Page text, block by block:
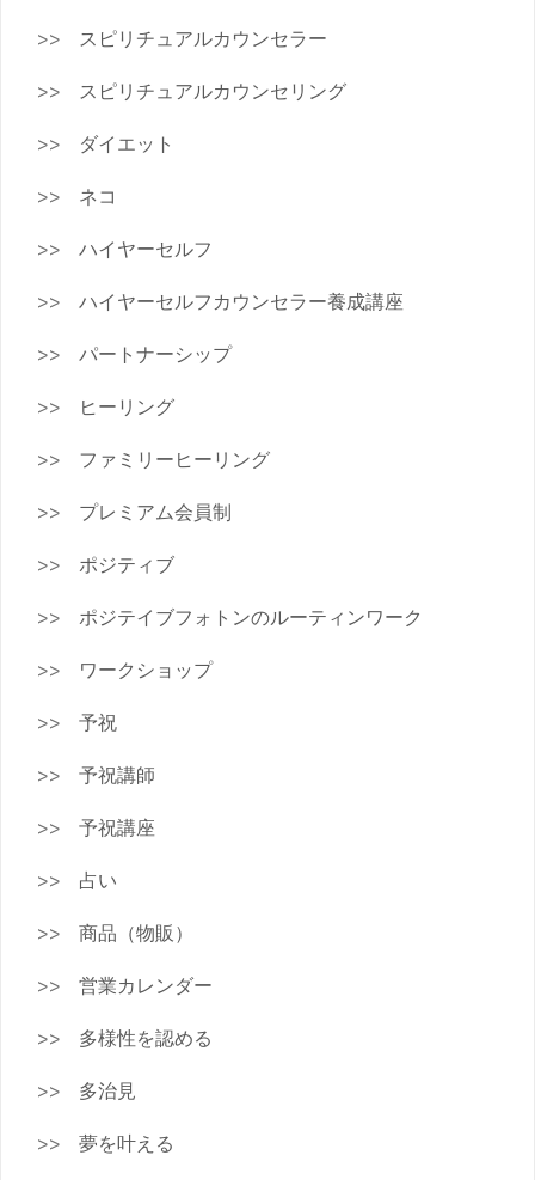
スピリチュアルカウンセラー
スピリチュアルカウンセリング
ダイエット
ネコ
ハイヤーセルフ
ハイヤーセルフカウンセラー養成講座
パートナーシップ
ヒーリング
ファミリーヒーリング
プレミアム会員制
ポジティブ
ポジテイブフォトンのルーティンワーク
ワークショップ
予祝
予祝講師
予祝講座
占い
商品（物販）
営業カレンダー
多様性を認める
多治見
夢を叶える